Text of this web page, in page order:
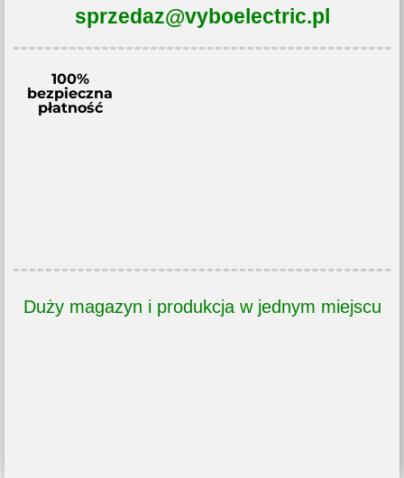
sprzedaz@vyboelectric.pl
100%
bezpieczna
płatność
Duży magazyn i produkcja w jednym miejscu